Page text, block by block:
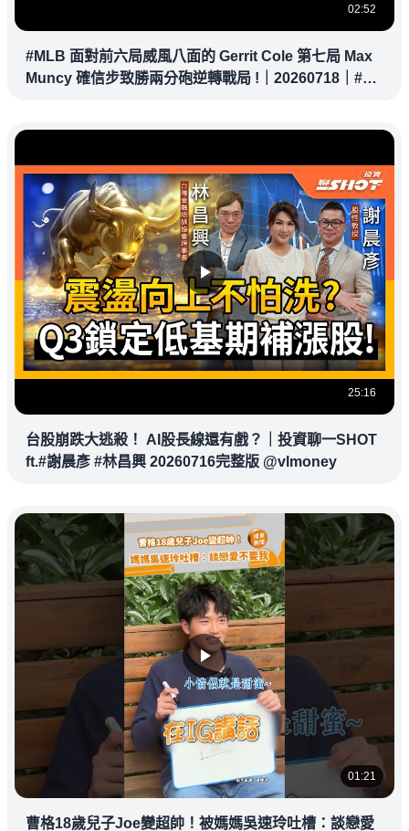
02:52
#MLB 面對前六局威風八面的 Gerrit Cole 第七局 Max
Muncy 確信步致勝兩分砲逆轉戰局 !｜20260718｜#洛
25:16
台股崩跌大逃殺！ AI股長線還有戲？｜投資聊一SHOT
ft.#謝晨彥 #林昌興 20260716完整版 @vlmoney
01:21
曹格18歲兒子Joe變超帥！被媽媽吳速玲吐槽：談戀愛